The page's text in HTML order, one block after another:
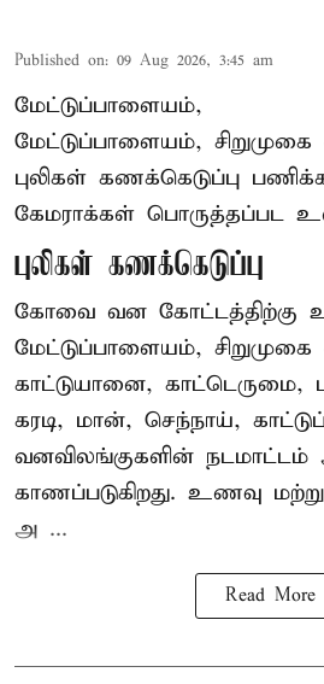
Published on: 09 Aug 2026, 3:45 am
மேட்டுப்பாளையம்,
மேட்டுப்பாளையம், சிறுமுகை
புலிகள் கணக்கெடுப்பு
கேமராக்கள் பொருத்தப்பட
புலிகள் கணக்கெடுப்பு
கோவை வன கோட்டத்திற்கு
மேட்டுப்பாளையம், சிறுமுகை
காட்டுயானை, காட்டெருமை,
கரடி, மான், செந்நாய்,
வனவிலங்குகளின் நடமாட்டம்
காணப்படுகிறது. உணவு
அ ...
Read More